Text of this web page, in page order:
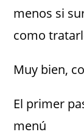
menos si
como
Muy bien,
El primer
menú